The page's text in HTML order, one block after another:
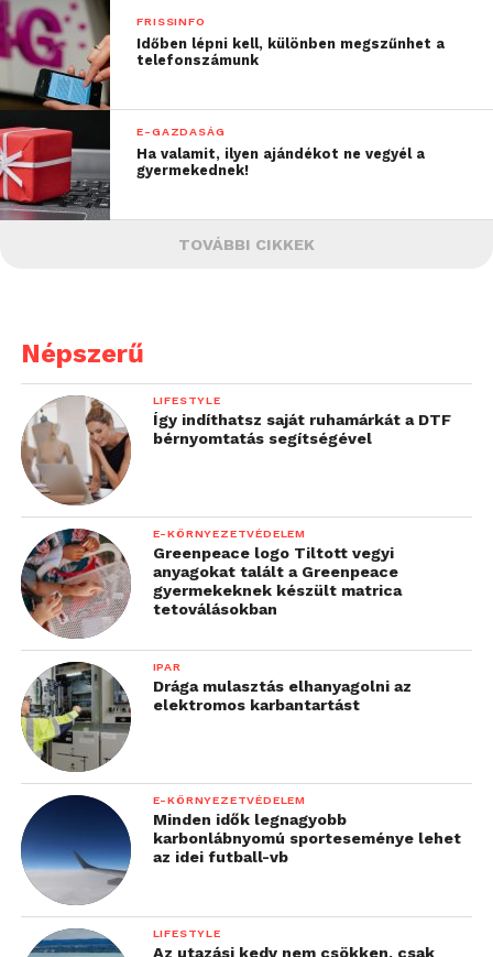
FRISSINFO
Időben lépni kell, különben megszűnhet a
telefonszámunk
E-GAZDASÁG
Ha valamit, ilyen ajándékot ne vegyél a
gyermekednek!
TOVÁBBI CIKKEK
Népszerű
LIFESTYLE
Így indíthatsz saját ruhamárkát a DTF
bérnyomtatás segítségével
E-KÖRNYEZETVÉDELEM
Greenpeace logo Tiltott vegyi
anyagokat talált a Greenpeace
gyermekeknek készült matrica
tetoválásokban
IPAR
Drága mulasztás elhanyagolni az
elektromos karbantartást
E-KÖRNYEZETVÉDELEM
Minden idők legnagyobb
karbonlábnyomú sporteseménye lehet
az idei futball-vb
LIFESTYLE
Az utazási kedv nem csökken, csak